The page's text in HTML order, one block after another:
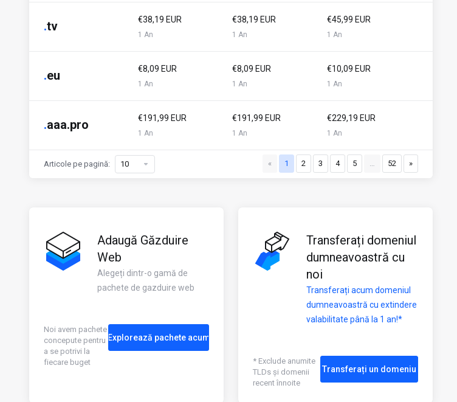
.tv €38,19 EUR
1 An
€38,19 EUR
1 An
€45,99 EUR
1 An
.eu €8,09 EUR
1 An
€8,09 EUR
1 An
€10,09 EUR
1 An
.aaa.pro €191,99 EUR
1 An
€191,99 EUR
1 An
€229,19 EUR
1 An
« 1 2 3 4 5 … 52 »
Articole pe pagină:
Adaugă Găzduire
Web
Alegeți dintr-o gamă de
pachete de gazduire web
Noi avem pachete
concepute pentru
a se potrivi la
fiecare buget
Explorează pachete acum
Transferați domeniul
dumneavoastră cu
noi
Transferați acum domeniul
dumneavoastră cu extindere
valabilitate până la 1 an!*
* Exclude anumite
TLDs și domenii
recent înnoite
Transferați un domeniu